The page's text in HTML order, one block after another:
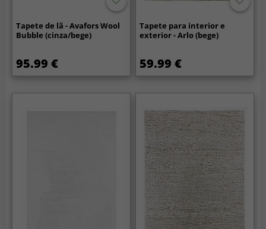
Tapete de lã - Avafors Wool
Bubble (cinza/bege)
95.99 €
Tapete para interior e
exterior - Arlo (bege)
59.99 €